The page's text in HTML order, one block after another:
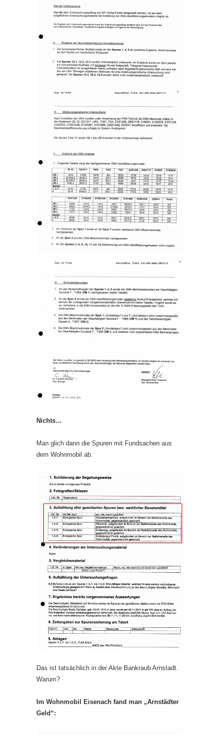
Nichts…
Man glich dann die Spuren mit Fundsachen aus
dem Wohnmobil ab:
Das ist tatsächlich in der Akte Bankraub Arnstadt.
Warum?
Im Wohnmobil Eisenach fand man „Arnstädter
Geld“: